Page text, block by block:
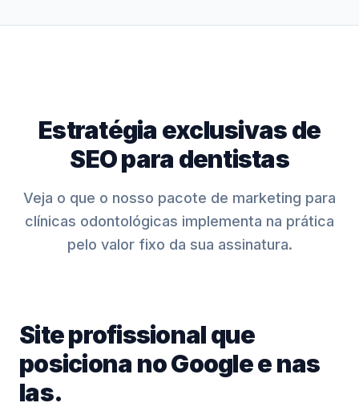
Estratégia exclusivas de
SEO para dentistas
Veja o que o nosso pacote de marketing para
clínicas odontológicas implementa na prática
pelo valor fixo da sua assinatura.
Site profissional que
posiciona no Google e nas
Ias.